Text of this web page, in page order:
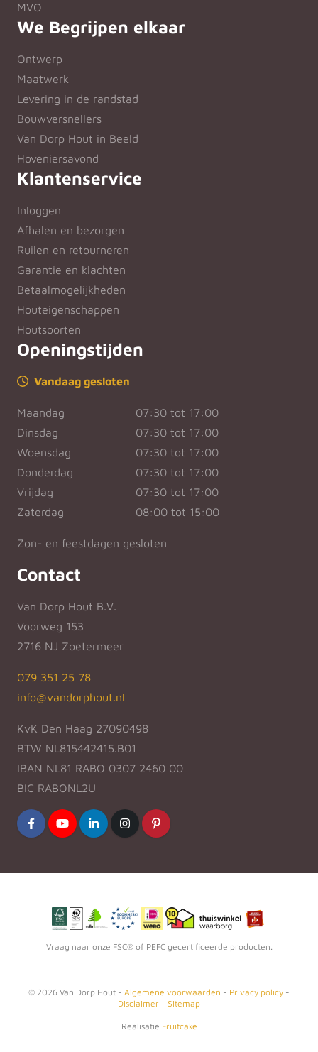
MVO
We Begrijpen elkaar
Ontwerp
Maatwerk
Levering in de randstad
Bouwversnellers
Van Dorp Hout in Beeld
Hoveniersavond
Klantenservice
Inloggen
Afhalen en bezorgen
Ruilen en retourneren
Garantie en klachten
Betaalmogelijkheden
Houteigenschappen
Houtsoorten
Openingstijden
Vandaag gesloten
Maandag
07:30 tot 17:00
Dinsdag
07:30 tot 17:00
Woensdag
07:30 tot 17:00
Donderdag
07:30 tot 17:00
Vrijdag
07:30 tot 17:00
Zaterdag
08:00 tot 15:00
Zon- en feestdagen gesloten
Contact
Van Dorp Hout B.V.
Voorweg 153
2716 NJ Zoetermeer
079 351 25 78
info@vandorphout.nl
KvK Den Haag 27090498
BTW NL815442415.B01
IBAN NL81 RABO 0307 2460 00
BIC RABONL2U
Vraag naar onze FSC® of PEFC gecertificeerde producten.
© 2026 Van Dorp Hout - Algemene voorwaarden - Privacy policy -
Disclaimer - Sitemap
Realisatie Fruitcake